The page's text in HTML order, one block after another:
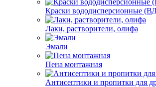
Краски вододисперсионные
Лаки, растворители, олифа
Эмали
Пена монтажная
Антисептики и пропитки для